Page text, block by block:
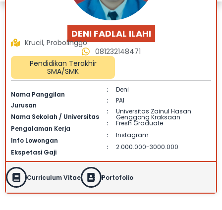
DENI FADLAL ILAHI
Pendidikan Terakhir
SMA/SMK
081232148471
Krucil, Probolinggo
Nama Panggilan
:
Deni
Jurusan
:
PAI
Nama Sekolah / Universitas
: Universitas Zainul Hasan
Genggong Kraksaan
Pengalaman Kerja
: Fresh Graduate
Info Lowongan
: Instagram
Ekspetasi Gaji
: 2.000.000-3000.000
Curriculum Vitae Portofolio